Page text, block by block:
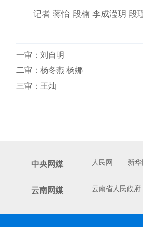
记者 蒋怡 段楠 李成滢玥 段
一审： 刘自明
二审：杨冬燕 杨娜
三审：王灿
中央网媒 人民网 新华
云南网媒 云南省人民政府